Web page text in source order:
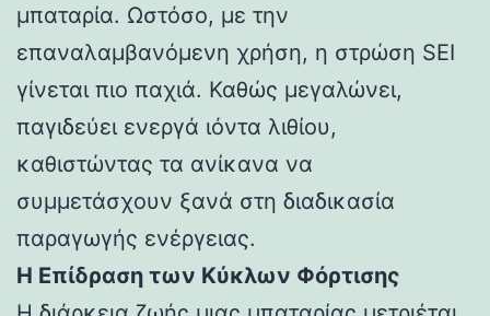
μπαταρία. Ωστόσο, με την
επαναλαμβανόμενη χρήση, η στρώση SEI
γίνεται πιο παχιά. Καθώς μεγαλώνει,
παγιδεύει ενεργά ιόντα λιθίου,
καθιστώντας τα ανίκανα να
συμμετάσχουν ξανά στη διαδικασία
παραγωγής ενέργειας.
Η Επίδραση των Κύκλων Φόρτισης